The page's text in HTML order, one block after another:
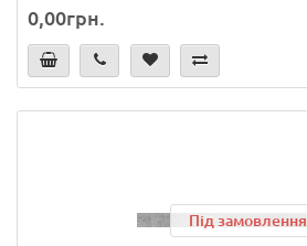
0,00грн.
Під замовлення